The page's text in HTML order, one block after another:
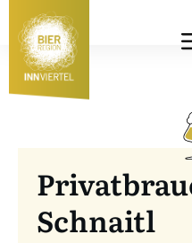
Schnaitl